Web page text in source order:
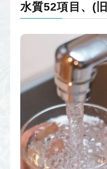
水質52項目、(